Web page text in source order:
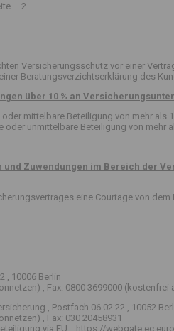
2 –
Versicherungsschutz vor einer
Beratungsverzichtserklärung des
über 10 % an
mittelbare Beteiligung von mehr
oder unmittelbare Beteiligung von
Zuwendungen im Bereich der
eine Courtage von
, 10006 Berlin
, Fax: 0800 3699000
, Postfach 06 02 22 , 10052
, Fax: 030 20458931
via EU , https://